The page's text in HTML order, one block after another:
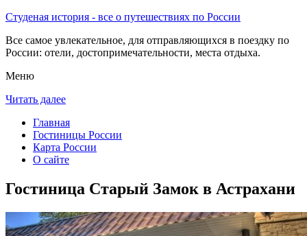
Студеная история - все о путешествиях по России
Все самое увлекательное, для отправляющихся в поездку по
России: отели, достопримечательности, места отдыха.
Меню
Читать далее
Главная
Гостиницы России
Карта России
О сайте
Гостиница Старый Замок в Астрахани